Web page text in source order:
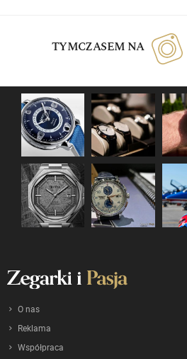
TYMCZASEM NA
O nas
Reklama
Współpraca